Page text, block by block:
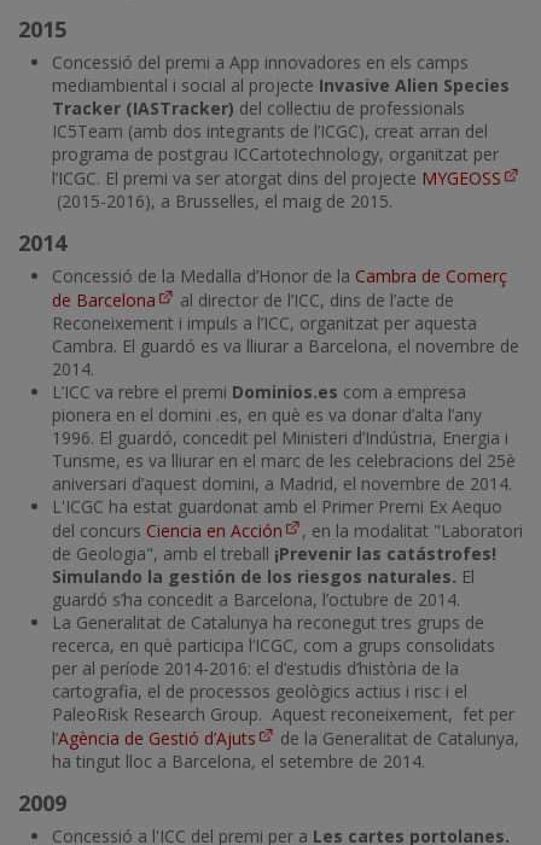
2015
Concessió del premi a App innovadores en els camps
mediambiental i social al projecte Invasive Alien Species
Tracker (IASTracker) del col·lectiu de professionals
IC5Team (amb dos integrants de l’ICGC), creat arran del
programa de postgrau ICCartotechnology, organitzat per
l’ICGC. El premi va ser atorgat dins del projecte MYGEOSS
(2015-2016), a Brussel·les, el maig de 2015.
2014
Concessió de la Medalla d’Honor de la Cambra de Comerç
de Barcelona
al director de l’ICC, dins de l’acte de
Reconeixement i impuls a l’ICC, organitzat per aquesta
Cambra. El guardó es va lliurar a Barcelona, el novembre de
2014.
L’ICC va rebre el premi Dominios.es com a empresa
pionera en el domini .es, en què es va donar d’alta l’any
1996. El guardó, concedit pel Ministeri d’Indústria, Energia i
Turisme, es va lliurar en el marc de les celebracions del 25è
aniversari d’aquest domini, a Madrid, el novembre de 2014.
L'ICGC ha estat guardonat amb el Primer Premi Ex Aequo
del concurs Ciencia en Acción
, en la modalitat "Laboratori
de Geologia", amb el treball ¡Prevenir las catástrofes!
Simulando la gestión de los riesgos naturales. El
guardó s’ha concedit a Barcelona, l’octubre de 2014.
La Generalitat de Catalunya ha reconegut tres grups de
recerca, en què participa l’ICGC, com a grups consolidats
per al període 2014-2016: el d’estudis d’història de la
cartografia, el de processos geològics actius i risc i el
PaleoRisk Research Group. Aquest reconeixement, fet per
l’Agència de Gestió d’Ajuts
de la Generalitat de Catalunya,
ha tingut lloc a Barcelona, el setembre de 2014.
2009
Concessió a l'ICC del premi per a Les cartes portolanes.